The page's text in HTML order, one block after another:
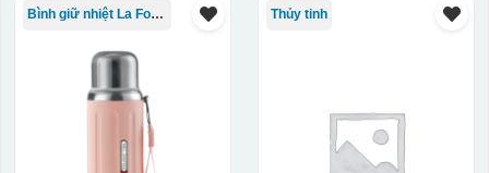
Bình giữ nhiệt La Fonte Thủy tinh